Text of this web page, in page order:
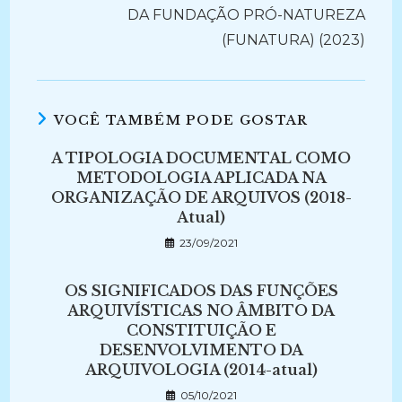
DA FUNDAÇÃO PRÓ-NATUREZA
(FUNATURA) (2023)
VOCÊ TAMBÉM PODE GOSTAR
A TIPOLOGIA DOCUMENTAL COMO
METODOLOGIA APLICADA NA
ORGANIZAÇÃO DE ARQUIVOS (2018-
Atual)
23/09/2021
OS SIGNIFICADOS DAS FUNÇÕES
ARQUIVÍSTICAS NO ÂMBITO DA
CONSTITUIÇÃO E
DESENVOLVIMENTO DA
ARQUIVOLOGIA (2014-atual)
05/10/2021